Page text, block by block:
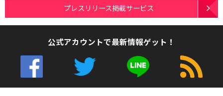
プレスリリース掲載サービス
公式アカウントで最新情報ゲット！